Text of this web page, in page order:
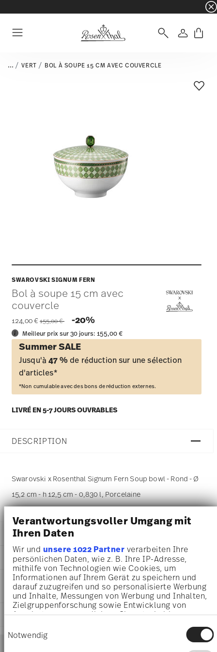
Verantwortungsvoller Umgang mit
Ihren Daten
Wir und unsere 1022 Partnerverarbeiten Ihre
persönlichen Daten, wie z. B. Ihre IP-Adresse,
mithilfe von Technologien wie Cookies, um
Informationen auf Ihrem Gerät zu speichern und
darauf zuzugreifen und so personalisierte Werbung
und Inhalte, Messungen von Werbung und Inhalten,
Zielgruppenforschung sowie Entwicklung von
Angeboten zu ermöglichen. Sie entscheiden
Sie können Ihre Einwilligung jederzeit über die
Cookie-Erklärung oder durch Klicken auf das
Notwendig
☀️ Summer SALE sur une sélection d'articles
... VERT BOL À SOUPE 15 CM AVEC COUVERCLE
SWAROVSKI SIGNUM FERN
Bol à soupe 15 cm avec
couvercle
124,00 € Price reduced from
155,00 € -20%
Meilleur prix sur 30 jours:155,00 €
Summer SALE
Jusqu'à47 %de réduction sur une sélection
d'articles*
*Non cumulable avec des bons de réduction externes.
LIVRÉ EN 5-7 JOURS OUVRABLES
Liste
DESCRIPTION
Swarovski x Rosenthal Signum Fern Soup bowl - Rond - Ø
15,2 cm - h 12,5 cm - 0,830 l, Porcelaine
DÉTAILS
Swarovski x Rosenthal
Swarovski SIGNUM
Fern
Porcelaine
Fern
14204-426349-15381
9009656485170
1x Soup bowl 15 cm, 1x Lid for
DIMENSIONS
15,20 cm
15,20 cm
15,20 cm
12,50 cm
0.83 l
INSTRUCTIONS D'ENTRETIEN ET DE
SÉCURITÉ
EXPÉDITION ET RETOURS
Services